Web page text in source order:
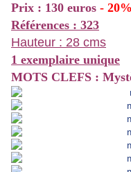
Prix : 130 euros -
Références : 323
Hauteur : 28 cms
1 exemplaire unique
MOTS CLEFS :